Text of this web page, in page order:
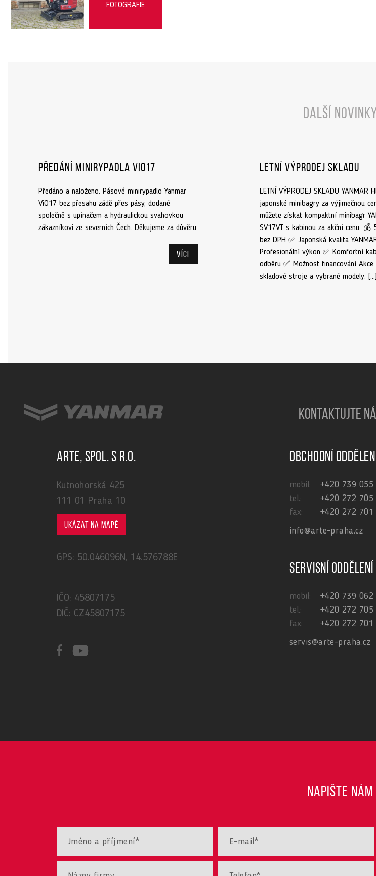
FOTOGRAFIE
Další novinky
Předání minirypadla ViO17
Předáno a naloženo. Pásové minirypadlo Yanmar
ViO17 bez přesahu zádě přes pásy, dodané
společně s upínačem a hydraulickou svahovkou
zákazníkovi ze severních Čech. Děkujeme za důvěru.
Více
Letní výprodej skladu
LETNÍ VÝPRODEJ SKLADU YANMAR
japonské minibagry za výjimečnou
můžete získat kompaktní minibagr
SV17VT s kabinou za akční cenu: 💰
bez DPH ✅ Japonská kvalita
Profesionální výkon ✅ Komfortní
odběru ✅ Možnost financování Akce
skladové stroje a vybrané modely: […]
KONTAKTUJTE
ARTE, spol. s r.o.
Kutnohorská 425
111 01 Praha 10
Ukázat na mapě
GPS: 50.046096N, 14.576788E
IČO: 45807175
DIČ: CZ45807175
Obchodní
mobil:
+420 739 055
tel.:
+420 272 705
fax:
+420 272 701
info@arte-praha.cz
Servisní oddělení
mobil:
+420 739 062
tel.:
+420 272 705
fax:
+420 272 701
servis@arte-praha.cz
NAPIŠTE NÁM